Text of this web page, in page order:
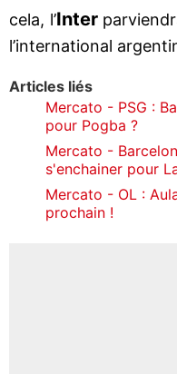
cela, l’Inter
l’international
Articles liés
Mercato - PSG :
pour Pogba ?
Mercato -
s'enchainer pour
Mercato - OL :
prochain !